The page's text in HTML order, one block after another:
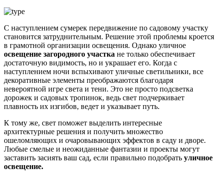
С наступлением сумерек передвижение по садовому участку
становится затруднительным. Решение этой проблемы кроется
в грамотной организации освещения. Однако уличное
освещение загородного участка не только обеспечивает
достаточную видимость, но и украшает его. Когда с
наступлением ночи вспыхивают уличные светильники, все
декоративные элементы преображаются благодаря
невероятной игре света и тени. Это не просто подсветка
дорожек и садовых тропинок, ведь свет подчеркивает
плавность их изгибов, ведет и указывает путь.
К тому же, свет поможет выделить интересные
архитектурные решения и получить множество
ошеломляющих и очаровывающих эффектов в саду и дворе.
Любые смелые и неожиданные фантазии и проекты могут
заставить засиять ваш сад, если правильно подобрать уличное
освещение.